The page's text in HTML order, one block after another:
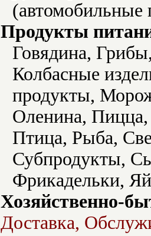
(автомобильные
Продукты
Говядина,
Колбасные
продукты,
Оленина, Пицца,
Птица, Рыба,
Субпродукты,
Фрикадельки,
Хозяйственно-
Доставка,